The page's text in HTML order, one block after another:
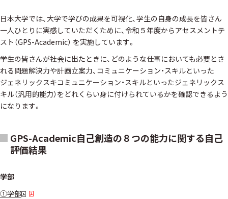
日本大学では、大学で学びの成果を可視化、学生の自身の成長を皆さん
一人ひとりに実感していただくために、令和５年度からアセスメントテ
スト（GPS-Academic） を実施しています。
学生の皆さんが社会に出たときに、どのような仕事においても必要とさ
れる問題解決力や計画立案力、コミュニケーション・スキルといった
ジェネリックスキコミュニケーション・スキルといったジェネリックス
キル（汎用的能力）をどれくらい身に付けられているかを確認できるよう
になります。
GPS-Academic自己創造の８つの能力に関する自己
評価結果
学部
①学部